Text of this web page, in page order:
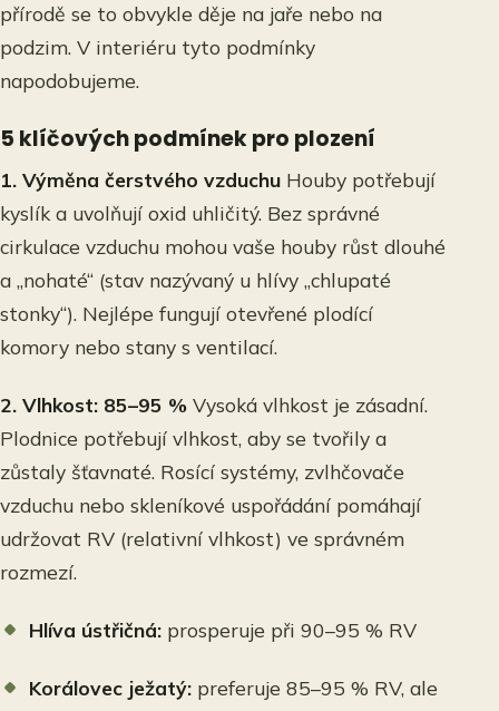
přírodě se to obvykle děje na jaře nebo na
podzim. V interiéru tyto podmínky
napodobujeme.
5 klíčových podmínek pro plození
1. Výměna čerstvého vzduchu Houby potřebují
kyslík a uvolňují oxid uhličitý. Bez správné
cirkulace vzduchu mohou vaše houby růst dlouhé
a „nohaté“ (stav nazývaný u hlívy „chlupaté
stonky“). Nejlépe fungují otevřené plodící
komory nebo stany s ventilací.
2. Vlhkost: 85–95 % Vysoká vlhkost je zásadní.
Plodnice potřebují vlhkost, aby se tvořily a
zůstaly šťavnaté. Rosící systémy, zvlhčovače
vzduchu nebo skleníkové uspořádání pomáhají
udržovat RV (relativní vlhkost) ve správném
rozmezí.
Hlíva ústřičná: prosperuje při 90–95 % RV
Korálovec ježatý: preferuje 85–95 % RV, ale